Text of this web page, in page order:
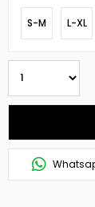
S-M L-XL